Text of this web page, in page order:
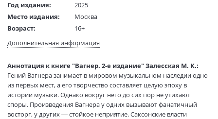
Год издания:
2025
Место издания:
Москва
Возраст:
16+
Язык текста:
русский
Тип обложки:
Твердый переплет
Формат:
84х108 1/32
Размеры в мм
(ДхШхВ):
208x140x22
Вес:
465 гр.
Дополнительная информация
Аннотация к книге "Вагнер. 2-е издание" Залесская М. К.:
Гений Вагнера занимает в мировом музыкальном наследии одно
из первых мест, а его творчество составляет целую эпоху в
истории музыки. Однако вокруг него до сих пор не утихают
споры. Произведения Вагнера у одних вызывают фанатичный
восторг, у других — стойкое неприятие. Саксонские власти